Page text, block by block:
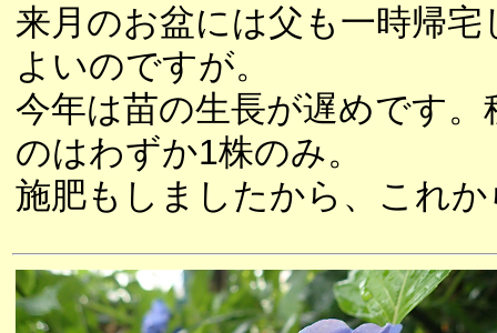
来月のお盆には父も一時帰
よいのですが。
今年は苗の生長が遅めです
のはわずか1株のみ。
施肥もしましたから、これ